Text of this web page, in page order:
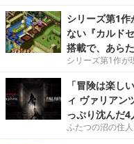
シリーズ第1
ない『カルド
搭載で、あら
シリーズ第1作が
「冒険は楽し
ィ ヴァリアン
っぷり沈んだ4
ふたつの沼の住